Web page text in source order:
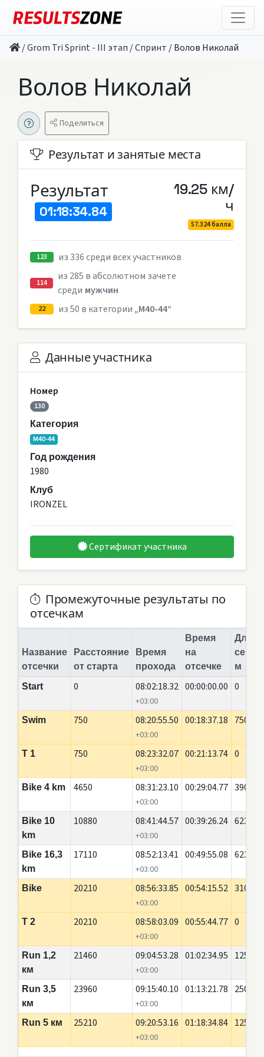
/Grom Tri Sprint - III этап /Спринт /Волов Николай
Волов Николай
Поделиться
Результат и занятые места
Результат
01:18:34.84
19.25 км/
ч
57.324 балла
123 из 336 среди всех участников
114
из 285 в абсолютном зачете
среди мужчин
22 из 50 в категории „M40-44“
Данные участника
Номер
130
Категория
M40-44
Год рождения
1980
Клуб
IRONZEL
Сертификат участника
Промежуточные результаты по
отсечкам
Название
отсечки
Расстояние
от старта
Время
прохода
Время
на
отсечке
Длина
м
Start
0 08:02:18.32
+03:00
00:00:00.00 0
Swim 750 08:20:55.50
+03:00
00:18:37.18 750
T 1 750 08:23:32.07
+03:00
00:21:13.74 0
Bike 4 km 4650 08:31:23.10
+03:00
00:29:04.77 3900
Bike 10
km
10880 08:41:44.57
+03:00
00:39:26.24 6230
Bike 16,3
km
17110 08:52:13.41
+03:00
00:49:55.08 6230
Bike 20210 08:56:33.85
+03:00
00:54:15.52 3100
T 2 20210 08:58:03.09
+03:00
00:55:44.77 0
Run 1,2
км
21460 09:04:53.28
+03:00
01:02:34.95 1250
Run 3,5
км
23960 09:15:40.10
+03:00
01:13:21.78 2500
Run 5 км 25210 09:20:53.16
+03:00
01:18:34.84 1250